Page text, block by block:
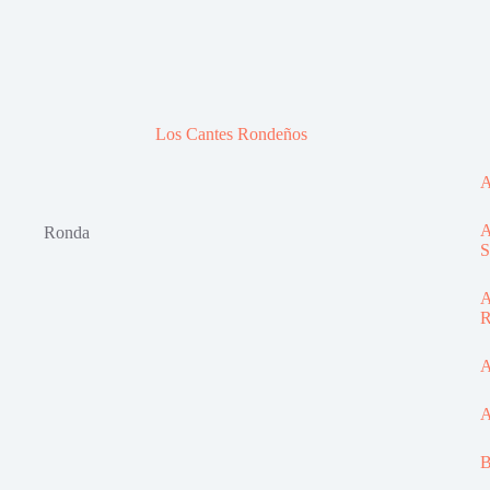
Ronda
Los Cantes Rondeños